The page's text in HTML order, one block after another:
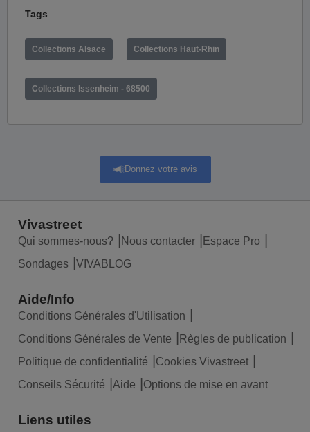
Tags
Collections Alsace Collections Haut-Rhin
Collections Issenheim - 68500
Donnez votre avis
Vivastreet
Qui sommes-nous? Nous contacter
Espace Pro
Sondages
VIVABLOG
Aide/Info
Conditions Générales d'Utilisation
Conditions Générales de Vente
Règles de publication
Politique de confidentialité
Cookies Vivastreet
Conseils Sécurité
Aide Options de mise en avant
Liens utiles